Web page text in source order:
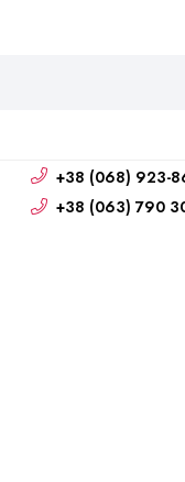
+38 (068) 923-
+38 (063) 790